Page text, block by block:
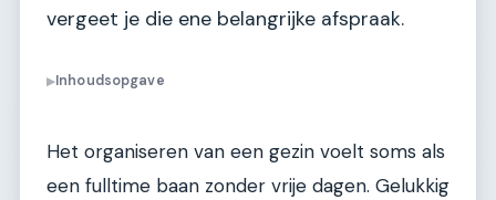
vergeet je die ene belangrijke afspraak.
▶Inhoudsopgave
Het organiseren van een gezin voelt soms als
een fulltime baan zonder vrije dagen. Gelukkig